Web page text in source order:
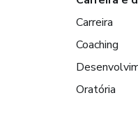
Carreira
Coaching
Oratória